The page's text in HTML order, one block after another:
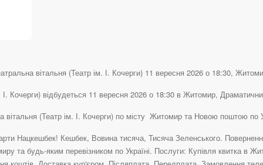
вітальня (Театр ім. І. Кочерги) 11 вересня 2026 о 18:30,
І. Кочерги) відбудеться 11 вересня 2026 о 18:30 в Житомир,
вітальня (Театр ім. І. Кочерги) по місту Житомир та Новою поштою
Нацкешбек! Кешбек, Вовина тисяча, Тисяча Зеленського.
та будь-яким перевізником по Україні. Послуги: Купівля квитка в